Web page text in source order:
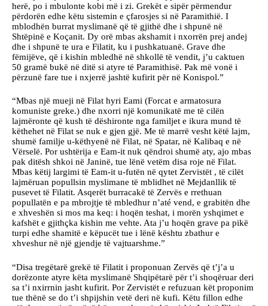
herë, po i mbulonte kobi më i zi. Grekët e sipër përmendur
përdorën edhe këtu sistemin e çfarosjes si në Paramithië. I
mblodhën burrat myslimanë që të gjithë dhe i shpunë në
Shtëpinë e Koçanit. Dy orë mbas akshamit i nxorrën prej andej
dhe i shpunë te ura e Filatit, ku i pushkatuanë. Grave dhe
fëmijëve, që i kishin mbledhë në shkollë të vendit, j’u caktuen
50 gramë bukë në ditë si atyre të Paramithisë. Pak më vonë i
përzunë fare tue i nxjerrë jashtë kufirit për në Konispol.”
“Mbas një mueji në Filat hyri Eami (Forcat e armatosura
komuniste greke.) dhe nxorri një komunikatë me të cilën
lajmëronte që kush të dëshironte nga familjet e ikura mund të
këthehet në Filat se nuk e gjen gjë. Me të marrë vesht këtë lajm,
shumë familje u-këthyenë në Filat, në Spatar, në Kalibaq e në
Vërselë. Por ushtërija e Eam-it nuk qëndroi shumë aty, ajo mbas
pak ditësh shkoi në Janinë, tue lënë vetëm disa roje në Filat.
Mbas këtij largimi të Eam-it u-futën në qytet Zervistët , të cilët
lajmëruan popullsin myslimane të mblidhet në Mejdanllik të
pusevet të Filatit. Asqerët burracakë të Zervës e rrethuan
popullatën e pa mbrojtje të mbledhur n’até vend, e grabitën dhe
e xhveshën si mos ma keq: i hoqën teshat, i morën yshqimet e
kafshët e gjithçka kishin me vehte. Ata j’u hoqën grave pa pikë
turpi edhe shamitë e këpucët tue i lënë kështu zbathur e
xhveshur në një gjendje të vajtuarshme.”
“Disa tregëtarë grekë të Filatit i proponuan Zervës që t’j’a u
dorëzonte atyre këta myslimanë Shqipëtarë për t’i shoqëruar deri
sa t’i nxirrnin jasht kufirit. Por Zervistët e refuzuan kët proponim
tue thënë se do t’i shpijshin vetë deri në kufi. Këtu fillon edhe